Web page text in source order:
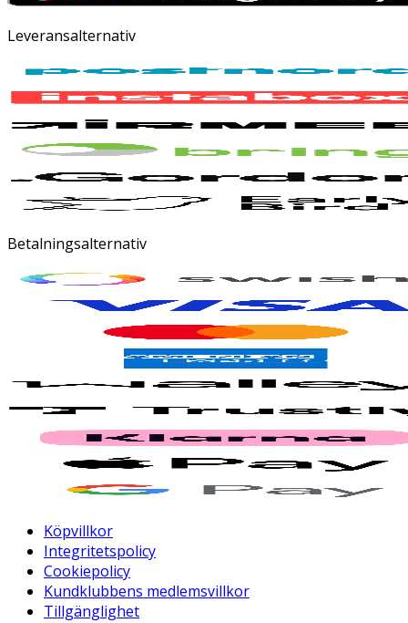
Leveransalternativ
Betalningsalternativ
Köpvillkor
Integritetspolicy
Cookiepolicy
Kundklubbens medlemsvillkor
Tillgänglighet